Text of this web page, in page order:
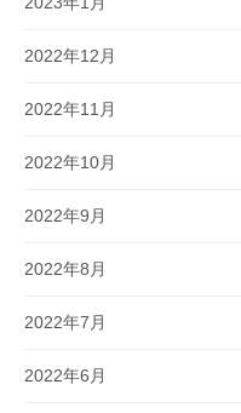
2022年12月
2022年11月
2022年10月
2022年9月
2022年8月
2022年7月
2022年6月